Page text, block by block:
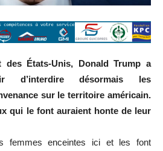
des États-Unis, Donald Trump a
d’interdire désormais les
sur le territoire américain.
qui le font auraient honte de leur
femmes enceintes ici et les font